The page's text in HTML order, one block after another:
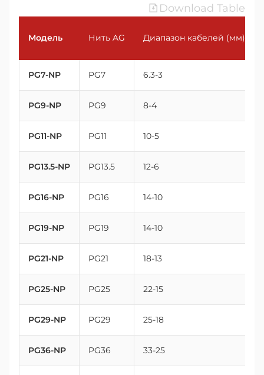
Download Table
Модель Нить AG Диапазон кабелей (мм)
PG7-NP PG7 6.3-3
PG9-NP PG9 8-4
PG11-NP PG11 10-5
PG13.5-NP PG13.5 12-6
PG16-NP PG16 14-10
PG19-NP PG19 14-10
PG21-NP PG21 18-13
PG25-NP PG25 22-15
PG29-NP PG29 25-18
PG36-NP PG36 33-25